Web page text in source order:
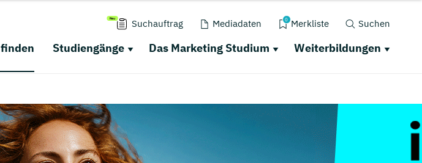
Suchauftrag Mediadaten 0 Merkliste Suchen
Studiengänge Das Marketing Studium Weiterbildungen